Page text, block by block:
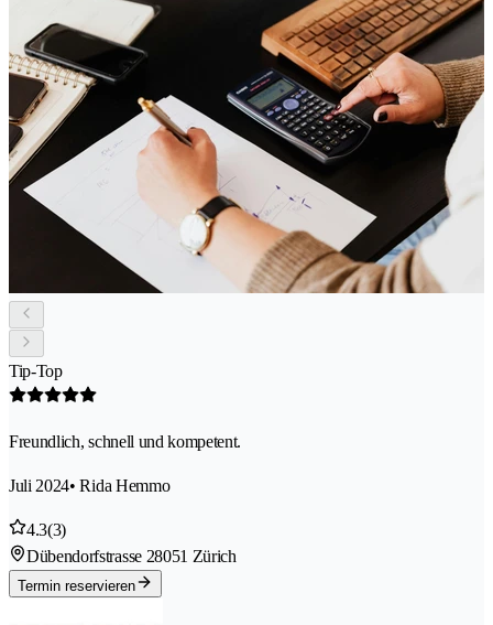
Tip-Top
Freundlich, schnell und kompetent.
Juli 2024• Rida Hemmo
4.3(3)
Dübendorfstrasse 28051 Zürich
Termin reservieren